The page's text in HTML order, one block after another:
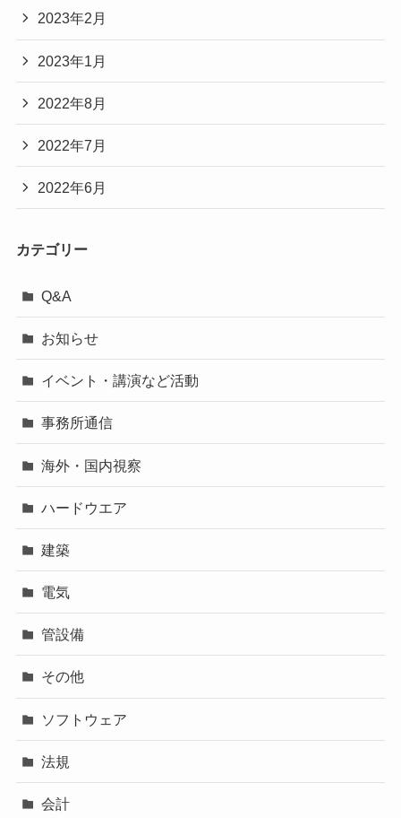
2023年2月
2023年1月
2022年8月
2022年7月
2022年6月
カテゴリー
Q&A
お知らせ
イベント・講演など活動
事務所通信
海外・国内視察
ハードウエア
建築
電気
管設備
その他
ソフトウェア
法規
会計